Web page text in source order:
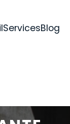
ServicesBlog